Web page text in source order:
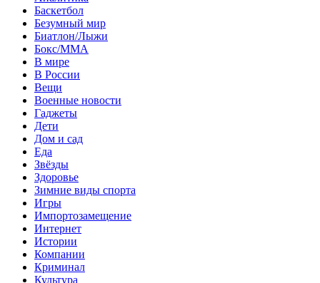
Баскетбол
Безумный мир
Биатлон/Лыжи
Бокс/MMA
В мире
В России
Вещи
Военные новости
Гаджеты
Дети
Дом и сад
Еда
Звёзды
Здоровье
Зимние виды спорта
Игры
Импортозамещение
Интернет
Истории
Компании
Криминал
Культура